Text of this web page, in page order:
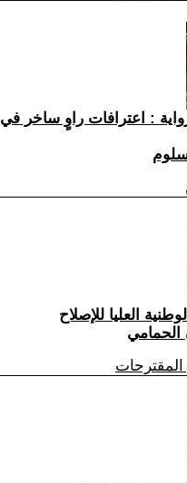
رواية : اعترافات راوٍ ساخر
الحمامي
المقترحات